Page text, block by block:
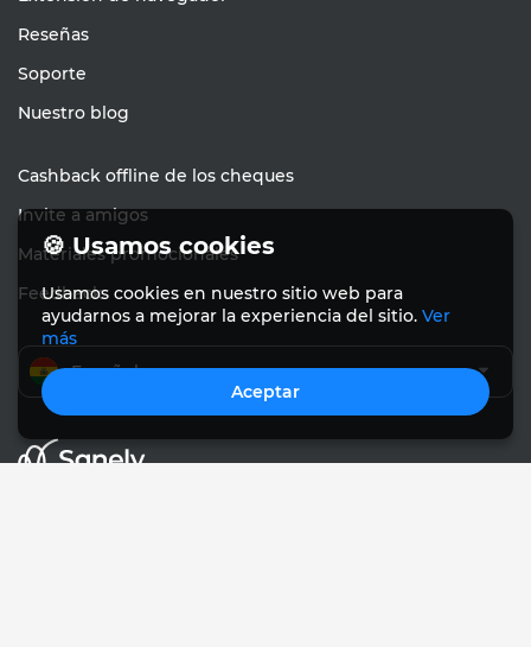
Reseñas
Soporte
Nuestro blog
Cashback offline de los cheques
Invite a amigos
Materiales promocionales
Feedback
Español
🍪 Usamos cookies
Usamos cookies en nuestro sitio web para
ayudarnos a mejorar la experiencia del sitio. Ver
más
Aceptar